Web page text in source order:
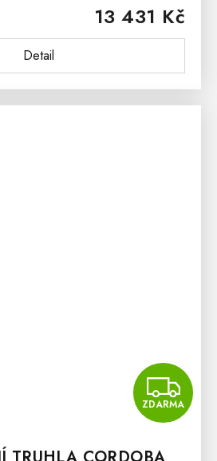
13 431 Kč
Detail
ZDARMA